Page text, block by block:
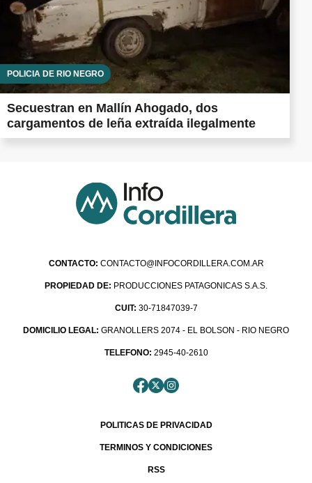
POLICÍA DE RÍO NEGRO
Secuestran en Mallín Ahogado, dos
cargamentos de leña extraída ilegalmente
CONTACTO: CONTACTO@INFOCORDILLERA.COM.AR
PROPIEDAD DE: PRODUCCIONES PATAGONICAS S.A.S.
CUIT: 30-71847039-7
DOMICILIO LEGAL: GRANOLLERS 2074 - EL BOLSON - RIO NEGRO
TELEFONO: 2945-40-2610
POLITICAS DE PRIVACIDAD
TERMINOS Y CONDICIONES
RSS